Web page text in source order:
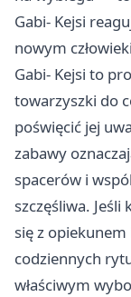
Gabi- Kejsi
nowym
Gabi- Kejsi to
towarzyszki do
poświęcić jej
zabawy
spacerów i
szczęśliwa.
się z
codziennych
właściwym